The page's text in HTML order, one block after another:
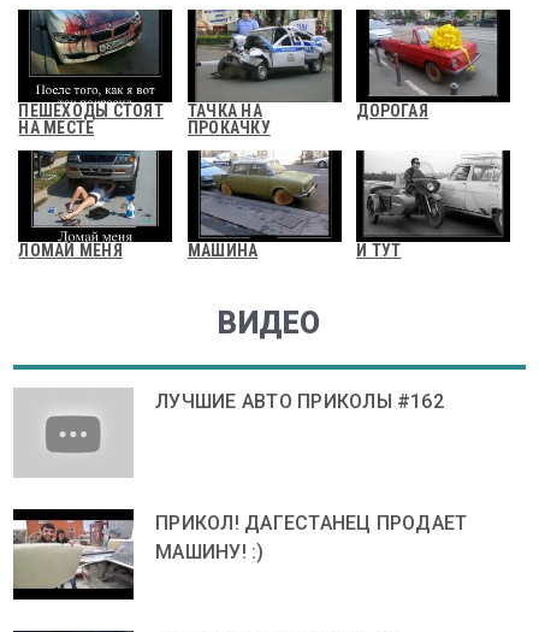
ПЕШЕХОДЫ СТОЯТ
НА МЕСТЕ
ТАЧКА НА
ПРОКАЧКУ
ДОРОГАЯ
ЛОМАЙ МЕНЯ МАШИНА И ТУТ
ВИДЕО
ЛУЧШИЕ АВТО ПРИКОЛЫ #162
ПРИКОЛ! ДАГЕСТАНЕЦ ПРОДАЕТ
МАШИНУ! :)